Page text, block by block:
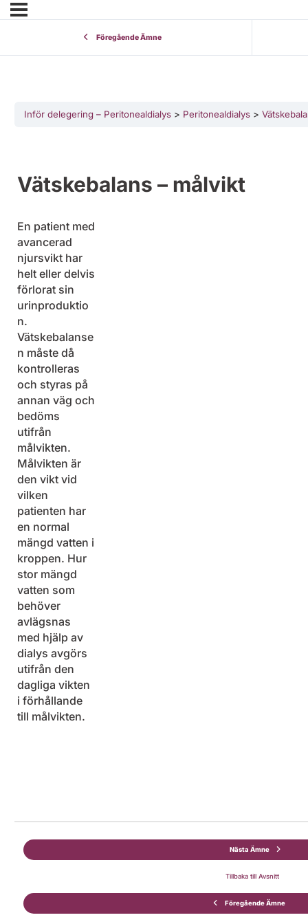
Föregående Ämne
Inför delegering – Peritonealdialys Peritonealdialys
Vätskebalans – målvikt
En patient med
avancerad
njursvikt har
helt eller delvis
förlorat sin
urinproduktio
n.
Vätskebalanse
n måste då
kontrolleras
och styras på
annan väg och
bedöms
utifrån
målvikten.
Målvikten är
den vikt vid
vilken
patienten har
en normal
mängd vatten i
kroppen. Hur
stor mängd
vatten som
behöver
avlägsnas
med hjälp av
dialys avgörs
utifrån den
dagliga vikten
i förhållande
till målvikten.
Föregående Ämne
Tillbaka till Avsnitt
Nästa Ämne